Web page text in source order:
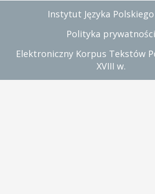
Instytut Języka Polskiego
Polityka prywatności
Elektroniczny Korpus Tekstów
XVIII w.